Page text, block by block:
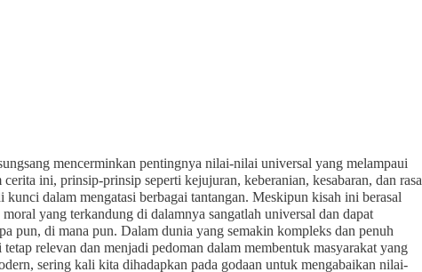
mencerminkan pentingnya nilai-nilai universal yang melampaui
ini, prinsip-prinsip seperti kejujuran, keberanian, kesabaran, dan rasa
kunci dalam mengatasi berbagai tantangan. Meskipun kisah ini berasal
yang terkandung di dalamnya sangatlah universal dan dapat
pun, di mana pun. Dalam dunia yang semakin kompleks dan penuh
relevan dan menjadi pedoman dalam membentuk masyarakat yang
sering kali kita dihadapkan pada godaan untuk mengabaikan nilai-